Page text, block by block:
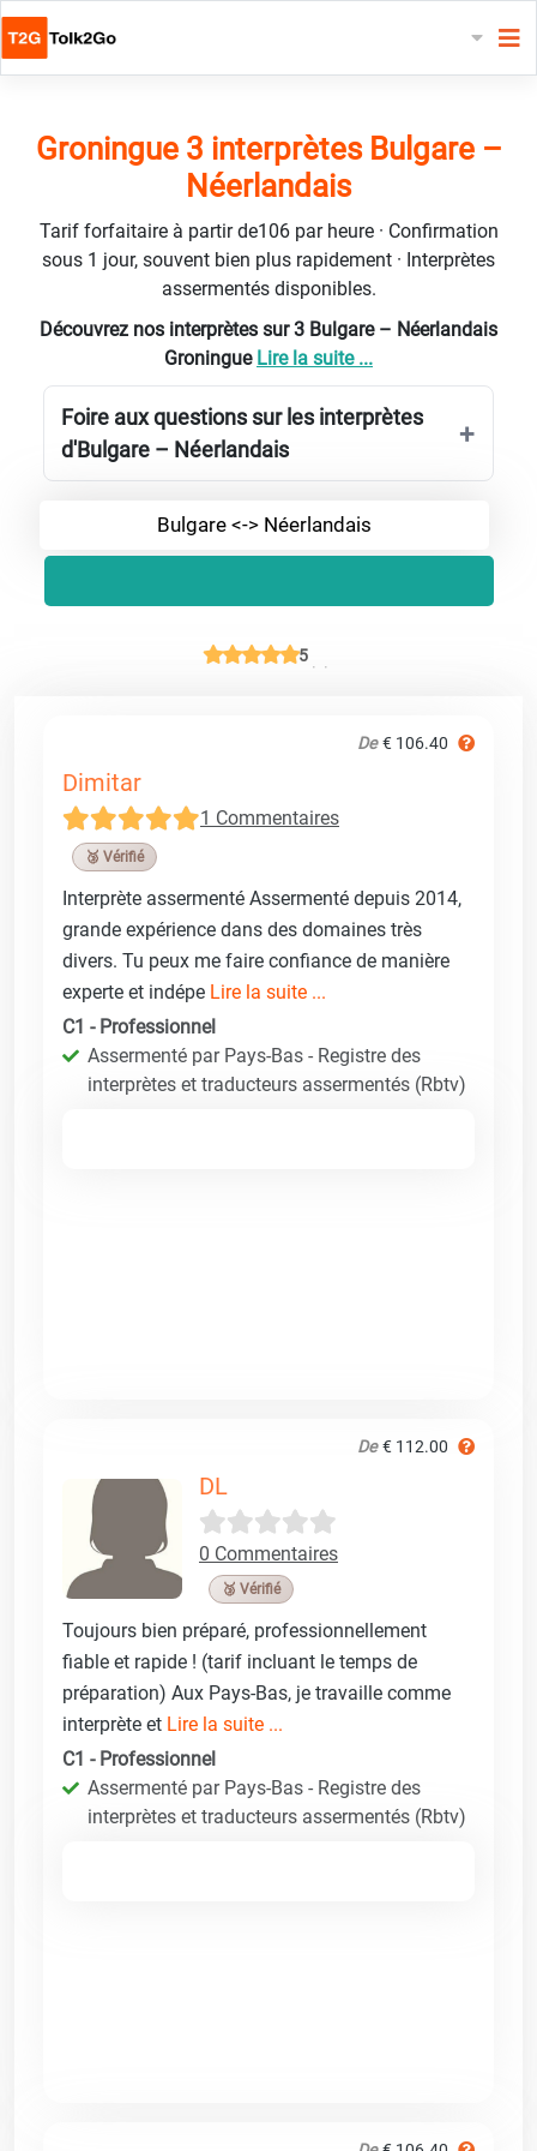
Groningue 3 interprètes Bulgare –
Néerlandais
Tarif forfaitaire à partir de106 par heure · Confirmation
sous 1 jour, souvent bien plus rapidement · Interprètes
assermentés disponibles.
Découvrez nos interprètes sur 3 Bulgare – Néerlandais
Groningue Lire la suite ...
Foire aux questions sur les interprètes
d'Bulgare – Néerlandais
Bulgare <-> Néerlandais
5
De € 106.40
Dimitar
1 Commentaires
🥉 Vérifié
Interprète assermenté Assermenté depuis 2014,
grande expérience dans des domaines très
divers. Tu peux me faire confiance de manière
experte et indépe Lire la suite ...
C1 - Professionnel
Assermenté par Pays-Bas - Registre des
interprètes et traducteurs assermentés (Rbtv)
De € 112.00
DL
0 Commentaires
🥉 Vérifié
Toujours bien préparé, professionnellement
fiable et rapide ! (tarif incluant le temps de
préparation) Aux Pays-Bas, je travaille comme
interprète et Lire la suite ...
C1 - Professionnel
Assermenté par Pays-Bas - Registre des
interprètes et traducteurs assermentés (Rbtv)